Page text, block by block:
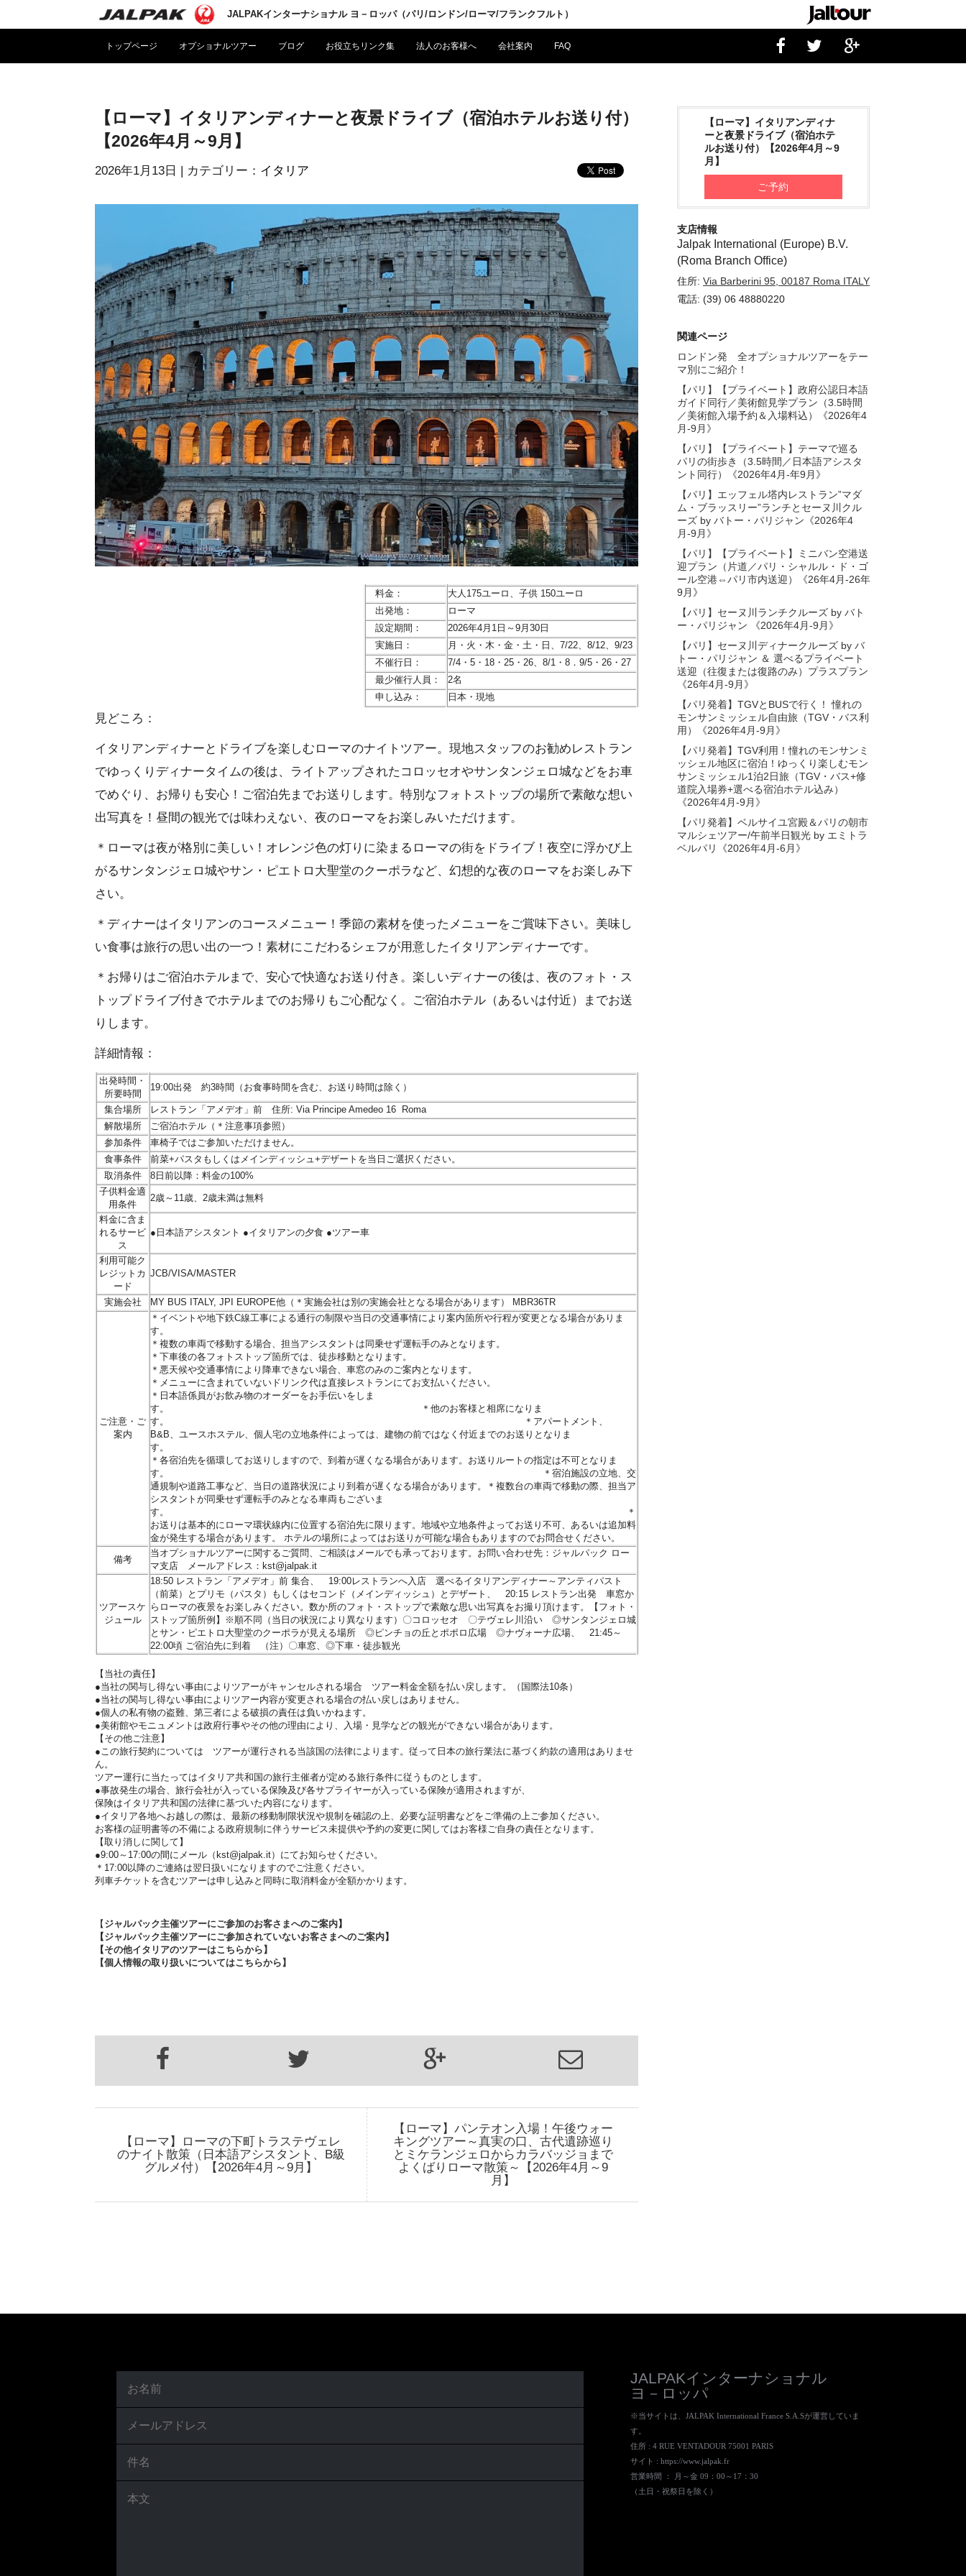
JALPAKインターナショナル ヨ－ロッパ（パリ/ロンドン/ローマ/フランクフルト）
トップページ オプショナルツアー ブログ お役立ちリンク集 法人のお客様へ 会社案内 FAQ
【ローマ】イタリアンディナーと夜景ドライブ（宿泊ホテルお送り付）
【2026年4月～9月】
2026年1月13日 | カテゴリー： イタリア
料金：
大人175ユーロ、子供 150ユーロ
出発地：
ローマ
設定期間：
2026年4月1日～9月30日
実施日：
月・火・木・金・土・日、7/22、8/12、9/23
不催行日：
7/4・5・18・25・26、8/1・8．9/5・26・27
最少催行人員：
2名
申し込み：
日本・現地
見どころ：
イタリアンディナーとドライブを楽しむローマのナイトツアー。現地スタッフのお勧めレストラン
でゆっくりディナータイムの後は、ライトアップされたコロッセオやサンタンジェロ城などをお車
でめぐり、お帰りも安心！ご宿泊先までお送りします。特別なフォトストップの場所で素敵な想い
出写真を！昼間の観光では味わえない、夜のローマをお楽しみいただけます。
＊ローマは夜が格別に美しい！オレンジ色の灯りに染まるローマの街をドライブ！夜空に浮かび上
がるサンタンジェロ城やサン・ピエトロ大聖堂のクーポラなど、幻想的な夜のローマをお楽しみ下
さい。
＊ディナーはイタリアンのコースメニュー！季節の素材を使ったメニューをご賞味下さい。美味し
い食事は旅行の思い出の一つ！素材にこだわるシェフが用意したイタリアンディナーです。
＊お帰りはご宿泊ホテルまで、安心で快適なお送り付き。楽しいディナーの後は、夜のフォト・ス
トップドライブ付きでホテルまでのお帰りもご心配なく。ご宿泊ホテル（あるいは付近）までお送
りします。
詳細情報：
出発時間・
所要時間
19:00出発 約3時間（お食事時間を含む、お送り時間は除く）
集合場所
レストラン「アメデオ」前 住所: Via Principe Amedeo 16 Roma
解散場所
ご宿泊ホテル（＊注意事項参照）
参加条件
車椅子ではご参加いただけません。
食事条件
前菜+パスタもしくはメインディッシュ+デザートを当日ご選択ください。
取消条件
8日前以降：料金の100%
子供料金適
用条件
2歳～11歳、2歳未満は無料
料金に含ま
れるサービ
ス
●日本語アシスタント ●イタリアンの夕食 ●ツアー車
利用可能ク
レジットカ
ード
JCB/VISA/MASTER
実施会社 MY BUS ITALY, JPI EUROPE他（＊実施会社は別の実施会社となる場合があります） MBR36TR
ご注意・ご
案内
＊イベントや地下鉄C線工事による通行の制限や当日の交通事情により案内箇所や行程が変更となる場合がありま
す。
＊複数の車両で移動する場合、担当アシスタントは同乗せず運転手のみとなります。
＊下車後の各フォトストップ箇所では、徒歩移動となります。
＊悪天候や交通事情により降車できない場合、車窓のみのご案内となります。
＊メニューに含まれていないドリンク代は直接レストランにてお支払いください。
＊日本語係員がお飲み物のオーダーをお手伝いをしま
す。 ＊他のお客様と相席になりま
す。 ＊アパートメント、
B&B、ユースホステル、個人宅の立地条件によっては、建物の前ではなく付近までのお送りとなりま
す。
＊各宿泊先を循環してお送りしますので、到着が遅くなる場合があります。お送りルートの指定は不可となりま
す。 ＊宿泊施設の立地、交
通規制や道路工事など、当日の道路状況により到着が遅くなる場合があります。＊複数台の車両で移動の際、担当ア
シスタントが同乗せず運転手のみとなる車両もございま
す。 ＊
お送りは基本的にローマ環状線内に位置する宿泊先に限ります。地域や立地条件よってお送り不可、あるいは追加料
金が発生する場合があります。 ホテルの場所によってはお送りが可能な場合もありますのでお問合せください。
備考
当オプショナルツアーに関するご質問、ご相談はメールでも承っております。お問い合わせ先：ジャルパック ロー
マ支店 メールアドレス：kst@jalpak.it
ツアースケ
ジュール
18:50 レストラン「アメデオ」前 集合、 19:00レストランへ入店 選べるイタリアンディナー～アンティパスト
（前菜）とプリモ（パスタ）もしくはセコンド（メインディッシュ）とデザート、 20:15 レストラン出発 車窓か
らローマの夜景をお楽しみください。数か所のフォト・ストップで素敵な思い出写真をお撮り頂けます。【フォト・
ストップ箇所例】※順不同（当日の状況により異なります）〇コロッセオ 〇テヴェレ川沿い ◎サンタンジェロ城
とサン・ピエトロ大聖堂のクーポラが見える場所 ◎ピンチョの丘とポポロ広場 ◎ナヴォーナ広場、 21:45～
22:00頃 ご宿泊先に到着 （注）〇車窓、◎下車・徒歩観光
【当社の責任】
●当社の関与し得ない事由によりツアーがキャンセルされる場合 ツアー料金全額を払い戻します。（国際法10条）
●当社の関与し得ない事由によりツアー内容が変更される場合の払い戻しはありません。
●個人の私有物の盗難、第三者による破損の責任は負いかねます。
●美術館やモニュメントは政府行事やその他の理由により、入場・見学などの観光ができない場合があります。
【その他ご注意】
●この旅行契約については ツアーが運行される当該国の法律によります。従って日本の旅行業法に基づく約款の適用はありませ
ん。
ツアー運行に当たってはイタリア共和国の旅行主催者が定める旅行条件に従うものとします。
●事故発生の場合、旅行会社が入っている保険及び各サプライヤーが入っている保険が適用されますが、
保険はイタリア共和国の法律に基づいた内容になります。
●イタリア各地へお越しの際は、最新の移動制限状況や規制を確認の上、必要な証明書などをご準備の上ご参加ください。
お客様の証明書等の不備による政府規制に伴うサービス未提供や予約の変更に関してはお客様ご自身の責任となります。
【取り消しに関して】
●9:00～17:00の間にメール（kst@jalpak.it）にてお知らせください。
＊17:00以降のご連絡は翌日扱いになりますのでご注意ください。
列車チケットを含むツアーは申し込みと同時に取消料金が全額かかります。
【 ジャルパック主催ツアーにご参加のお客さまへのご案内】
【ジャルパック主催ツアーにご参加されていないお客さまへのご案内】
【その他イタリアのツアーはこちらから】
【個人情報の取り扱いについてはこちらから】
【ローマ】ローマの下町トラステヴェレ
のナイト散策（日本語アシスタント、B級
グルメ付）【2026年4月～9月】
【ローマ】パンテオン入場！午後ウォー
キングツアー～真実の口、古代遺跡巡り
とミケランジェロからカラバッジョまで
よくばりローマ散策～【2026年4月～9
月】
【ローマ】イタリアンディナ
ーと夜景ドライブ（宿泊ホテ
ルお送り付）【2026年4月～9
月】
ご予約
支店情報
Jalpak International (Europe) B.V.
(Roma Branch Office)
住所: Via Barberini 95, 00187 Roma ITALY
電話: (39) 06 48880220
関連ページ
ロンドン発 全オプショナルツアーをテー
マ別にご紹介！
【パリ】【プライベート】政府公認日本語
ガイド同行／美術館見学プラン（3.5時間
／美術館入場予約＆入場料込）《2026年4
月-9月》
【パリ】【プライベート】テーマで巡る
パリの街歩き（3.5時間／日本語アシスタ
ント同行）《2026年4月-年9月》
【パリ】エッフェル塔内レストラン”マダ
ム・ブラッスリー”ランチとセーヌ川クル
ーズ by バトー・パリジャン《2026年4
月-9月》
【パリ】【プライベート】ミニバン空港送
迎プラン（片道／パリ・シャルル・ド・ゴ
ール空港⇔パリ市内送迎）《26年4月-26年
9月》
【パリ】セーヌ川ランチクルーズ by バト
ー・パリジャン 《2026年4月-9月》
【パリ】セーヌ川ディナークルーズ by バ
トー・パリジャン ＆ 選べるプライベート
送迎（往復または復路のみ）プラスプラン
《26年4月-9月》
【パリ発着】TGVとBUSで行く！ 憧れの
モンサンミッシェル自由旅（TGV・バス利
用）《2026年4月-9月》
【パリ発着】TGV利用！憧れのモンサンミ
ッシェル地区に宿泊！ゆっくり楽しむモン
サンミッシェル1泊2日旅（TGV・バス+修
道院入場券+選べる宿泊ホテル込み）
《2026年4月-9月》
【パリ発着】ベルサイユ宮殿＆パリの朝市
マルシェツアー/午前半日観光 by エミトラ
ベルパリ《2026年4月-6月》
JALPAKインターナショナル
ヨ－ロッパ
※当サイトは、JALPAK International France S.A.Sが運営していま
す。
住所 : 4 RUE VENTADOUR 75001 PARIS
サイト : https://www.jalpak.fr
営業時間 ： 月～金 09：00～17：30
（土日・祝祭日を除く）